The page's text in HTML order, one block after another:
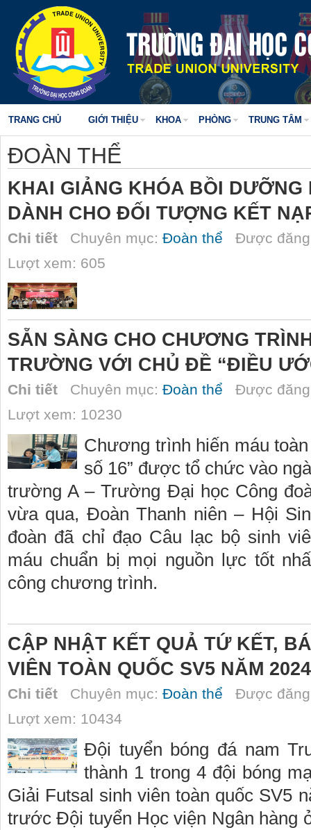
TRANG CHỦ GIỚI THIỆU KHOA PHÒNG TRUNG TÂM
ĐOÀN THỂ
KHAI GIẢNG KHÓA BỒI DƯỠNG
DÀNH CHO ĐỐI TƯỢNG KẾT
Chi tiết Chuyên mục: Đoàn thể Được
Lượt xem: 605
SẴN SÀNG CHO CHƯƠNG
TRƯỜNG VỚI CHỦ ĐỀ “ĐIỀU
Chi tiết Chuyên mục: Đoàn thể Được
Lượt xem: 10230
Chương trình hiến máu
số 16” được tổ chức vào
trường A – Trường Đại học Công
vừa qua, Đoàn Thanh niên – Hội
đoàn đã chỉ đạo Câu lạc bộ sinh
máu chuẩn bị mọi nguồn lực tốt
công chương trình.
CẬP NHẬT KẾT QUẢ TỨ KẾT,
VIÊN TOÀN QUỐC SV5 NĂM
Chi tiết Chuyên mục: Đoàn thể Được
Lượt xem: 10434
Đội tuyển bóng đá nam
thành 1 trong 4 đội bóng
Giải Futsal sinh viên toàn quốc SV5
trước Đội tuyển Học viện Ngân hàng